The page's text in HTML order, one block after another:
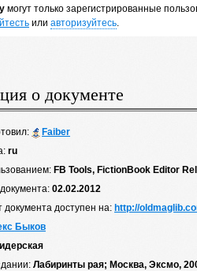
могут только зарегистрированные
или авторизуйтесь.
о документе
Faiber
ru
FB Tools, FictionBook Editor
02.02.2012
документа доступен на: http://
Быков
Лабиринты рая; Москва, Эксмо,